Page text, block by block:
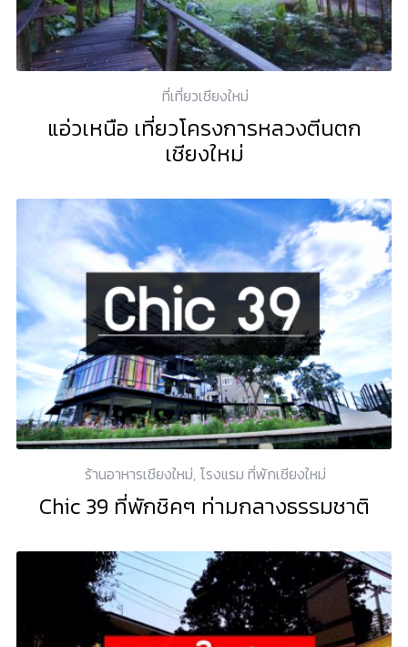
ที่เที่ยวเชียงใหม่
แอ่วเหนือ เที่ยวโครงการหลวงตีนตก
เชียงใหม่
ร้านอาหารเชียงใหม่, โรงแรม ที่พักเชียงใหม่
Chic 39 ที่พักชิคๆ ท่ามกลางธรรมชาติ